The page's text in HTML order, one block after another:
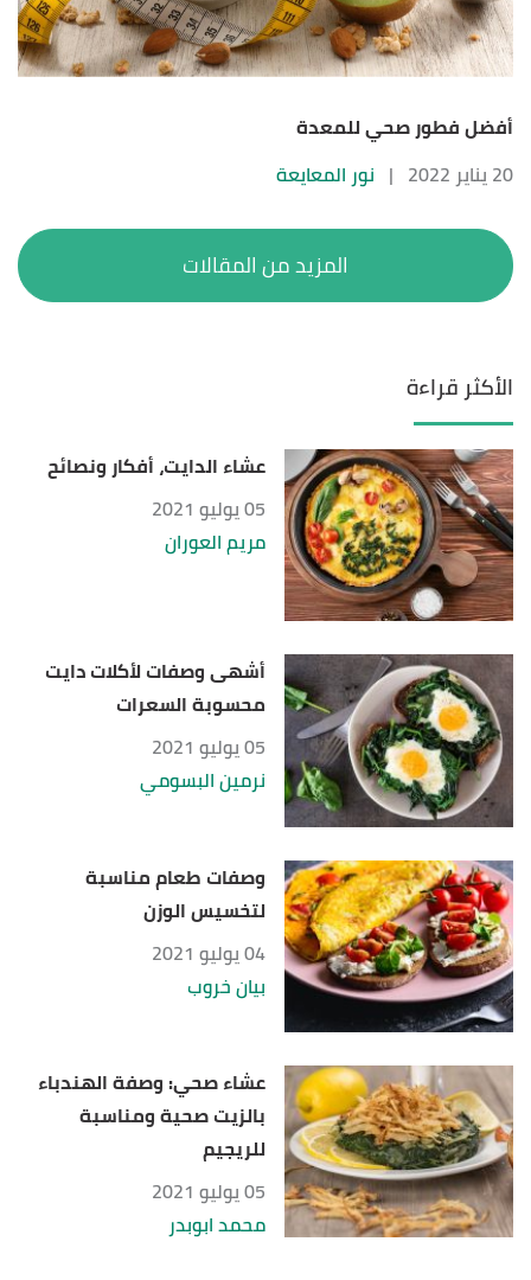
أفضل فطور صحي للمعدة
20 يناير 2022
| نور المعايعة
الأكثر قراءة
عشاء الدايت، أفكار ونصائح
05 يوليو 2021
مريم العوران
أشهى وصفات لأكلات دايت
محسوبة السعرات
05 يوليو 2021
نرمين البسومي
وصفات طعام مناسبة
لتخسيس الوزن
04 يوليو 2021
بيان خروب
عشاء صحي: وصفة الهندباء
بالزيت صحية ومناسبة
للريجيم
05 يوليو 2021
محمد ابوبدر